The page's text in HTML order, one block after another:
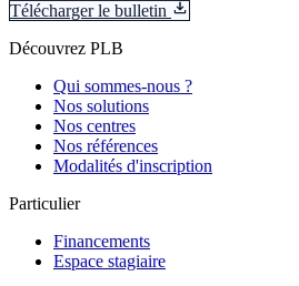
Télécharger le bulletin
Découvrez PLB
Qui sommes-nous ?
Nos solutions
Nos centres
Nos références
Modalités d'inscription
Particulier
Financements
Espace stagiaire